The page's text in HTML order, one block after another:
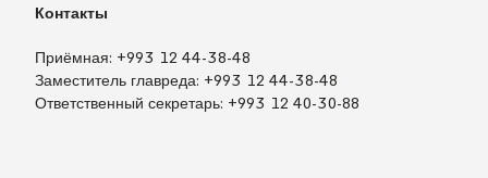
Контакты
Приёмная: +993 12 44-38-48
Заместитель главреда: +993 12 44-38-48
Ответственный секретарь: +993 12 40-30-88